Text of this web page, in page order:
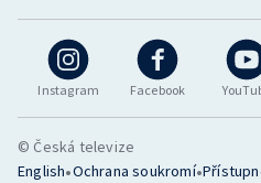
Instagram Facebook
© Česká televize
English•Ochrana soukromí•